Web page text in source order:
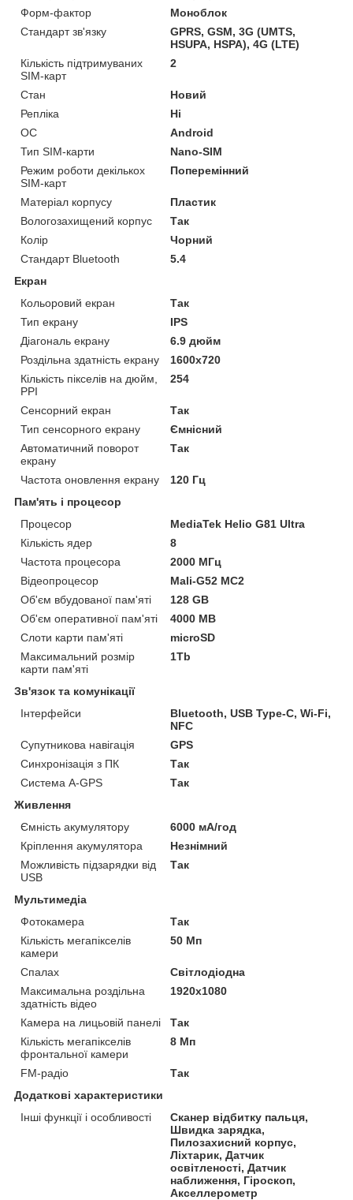
Форм-фактор
Моноблок
Стандарт зв'язку
GPRS, GSM, 3G (UMTS,
HSUPA, HSPA), 4G (LTE)
Кількість підтримуваних
SIM-карт
2
Стан
Новий
Репліка
Ні
ОС
Android
Тип SIM-карти
Nano-SIM
Режим роботи декількох
SIM-карт
Поперемінний
Матеріал корпусу
Пластик
Вологозахищений корпус
Так
Колір
Чорний
Стандарт Bluetooth
5.4
Екран
Кольоровий екран
Так
Тип екрану
IPS
Діагональ екрану
6.9 дюйм
Роздільна здатність екрану
1600x720
Кількість пікселів на дюйм,
PPI
254
Сенсорний екран
Так
Тип сенсорного екрану
Ємнісний
Автоматичний поворот
екрану
Так
Частота оновлення екрану
120 Гц
Пам'ять і процесор
Процесор
MediaTek Helio G81 Ultra
Кількість ядер
8
Частота процесора
2000 МГц
Відеопроцесор
Mali-G52 MC2
Об'єм вбудованої пам'яті
128 GB
Об'єм оперативної пам'яті
4000 MB
Слоти карти пам'яті
microSD
Максимальний розмір
карти пам'яті
1Tb
Зв'язок та комунікації
Інтерфейси
Bluetooth, USB Type-C, Wi-Fi,
NFC
Супутникова навігація
GPS
Синхронізація з ПК
Так
Система A-GPS
Так
Живлення
Ємність акумулятору
6000 мА/год
Кріплення акумулятора
Незнімний
Можливість підзарядки від
USB
Так
Мультимедіа
Фотокамера
Так
Кількість мегапікселів
камери
50 Мп
Спалах
Світлодіодна
Максимальна роздільна
здатність відео
1920x1080
Камера на лицьовій панелі
Так
Кількість мегапікселів
фронтальної камери
8 Мп
FM-радіо
Так
Додаткові характеристики
Інші функції і особливості
Сканер відбитку пальця,
Швидка зарядка,
Пилозахисний корпус,
Ліхтарик, Датчик
освітленості, Датчик
наближення, Гіроскоп,
Акселлерометр